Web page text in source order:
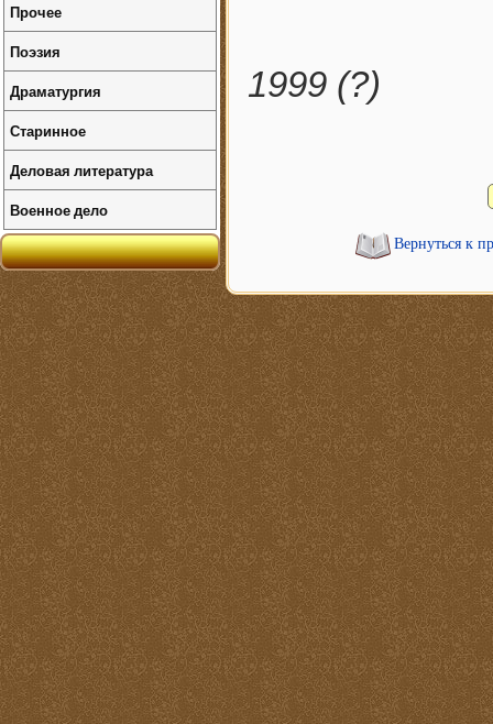
1999 (?)
Вернуться к
Прочее
Поэзия
Драматургия
Старинное
Деловая литература
Военное дело